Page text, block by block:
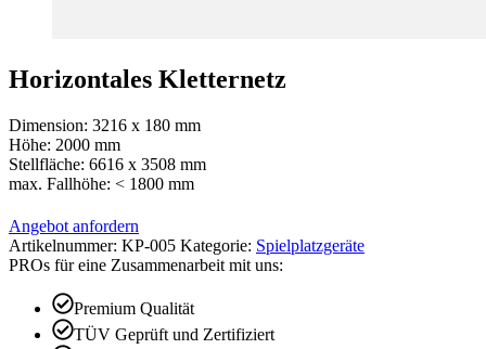
Horizontales Kletternetz
Dimension: 3216 x 180 mm
Höhe: 2000 mm
Stellfläche: 6616 x 3508 mm
max. Fallhöhe: < 1800 mm
Angebot anfordern
Artikelnummer: KP-005 Kategorie: Spielplatzgeräte
PROs für eine Zusammenarbeit mit uns:
Premium Qualität
TÜV Geprüft und Zertifiziert